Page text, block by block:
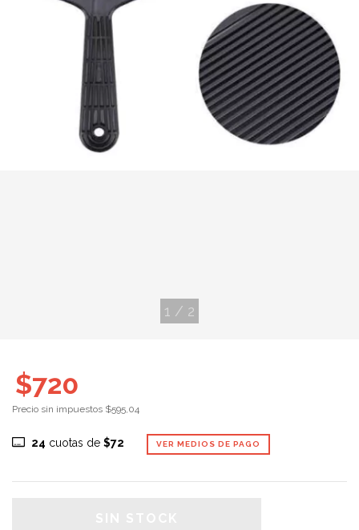
1 / 2
$720
Precio sin impuestos $595,04
24 cuotas de $72 VER MEDIOS DE PAGO